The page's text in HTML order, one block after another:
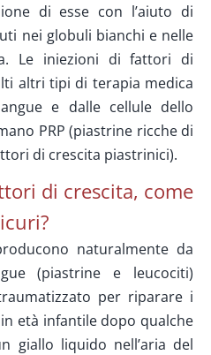
di esse con l’aiuto di
nei globuli bianchi e nelle
Le iniezioni di fattori di
altri tipi di terapia medica
e dalle cellule dello
PRP (piastrine ricche di
di crescita piastrinici).
di crescita, come
naturalmente da
(piastrine e leucociti)
per riparare i
età infantile dopo qualche
giallo liquido nell’aria del